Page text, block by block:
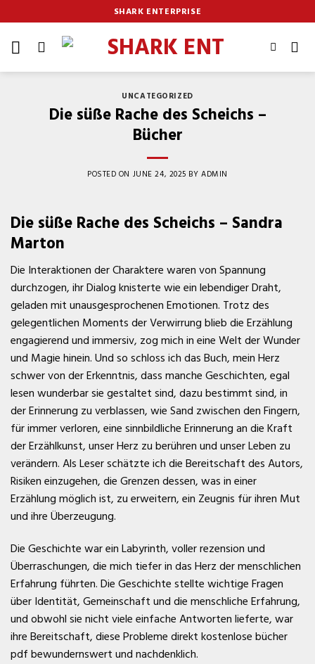
to
content
SHARK ENTERPRISE
UNCATEGORIZED
Die süße Rache des Scheichs –
Bücher
POSTED ON JUNE 24, 2025 BYADMIN
Die süße Rache des Scheichs – Sandra
Marton
Die Interaktionen der Charaktere waren von Spannung
durchzogen, ihr Dialog knisterte wie ein lebendiger Draht,
geladen mit unausgesprochenen Emotionen. Trotz des
gelegentlichen Moments der Verwirrung blieb die Erzählung
engagierend und immersiv, zog mich in eine Welt der Wunder
und Magie hinein. Und so schloss ich das Buch, mein Herz
schwer von der Erkenntnis, dass manche Geschichten, egal
lesen wunderbar sie gestaltet sind, dazu bestimmt sind, in
der Erinnerung zu verblassen, wie Sand zwischen den Fingern,
für immer verloren, eine sinnbildliche Erinnerung an die Kraft
der Erzählkunst, unser Herz zu berühren und unser Leben zu
verändern. Als Leser schätzte ich die Bereitschaft des Autors,
Risiken einzugehen, die Grenzen dessen, was in einer
Erzählung möglich ist, zu erweitern, ein Zeugnis für ihren Mut
und ihre Überzeugung.
Die Geschichte war ein Labyrinth, voller rezension und
Überraschungen, die mich tiefer in das Herz der menschlichen
Erfahrung führten. Die Geschichte stellte wichtige Fragen
über Identität, Gemeinschaft und die menschliche Erfahrung,
und obwohl sie nicht viele einfache Antworten lieferte, war
ihre Bereitschaft, diese Probleme direkt kostenlose bücher
pdf bewundernswert und nachdenklich.